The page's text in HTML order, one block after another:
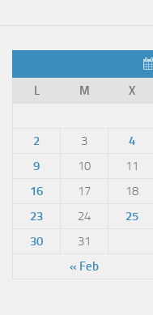
L
M X
« Feb
2
3 4
9
10 11
16
17 18
23
24 25
30
31